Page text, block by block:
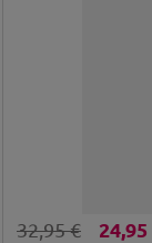
32,95€ 24,95